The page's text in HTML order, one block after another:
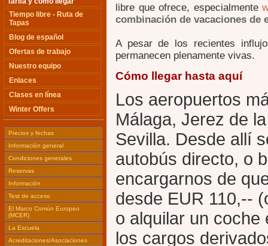
libre que ofrece, especialmente
combinación de vacaciones de
A pesar de los recientes
permanecen plenamente vivas.
Cómo llegar hasta aquí
Los aeropuertos
Málaga, Jerez de
Sevilla. Desde allí
autobús directo, o
encargarnos de
desde EUR 110,--
o alquilar un coche
los cargos
Tiempo libre - Ruta de
Tapas
Blog de español
Ofertas de trabajo
Nuestro equipo
Enlaces
Clases en línea
Winter Offers
Precios y fechas
Información general
Condiciones generales
Reservas
Información
Test de acceso
El Marco Común Europeo
(MCER)
La Escuela
Acreditaciones/Asociaciones